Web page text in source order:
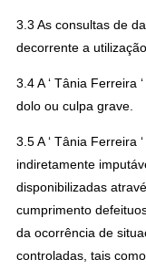
3.3 As consultas de
decorrente a
3.4 A ‘ Tânia
dolo ou culpa grave.
3.5 A ‘ Tânia
indiretamente
disponibilizadas
cumprimento
da ocorrência de
controladas, tais